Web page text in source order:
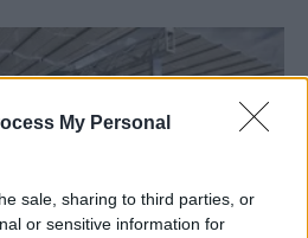
My Personal
sale, sharing to third parties, or
or sensitive information for